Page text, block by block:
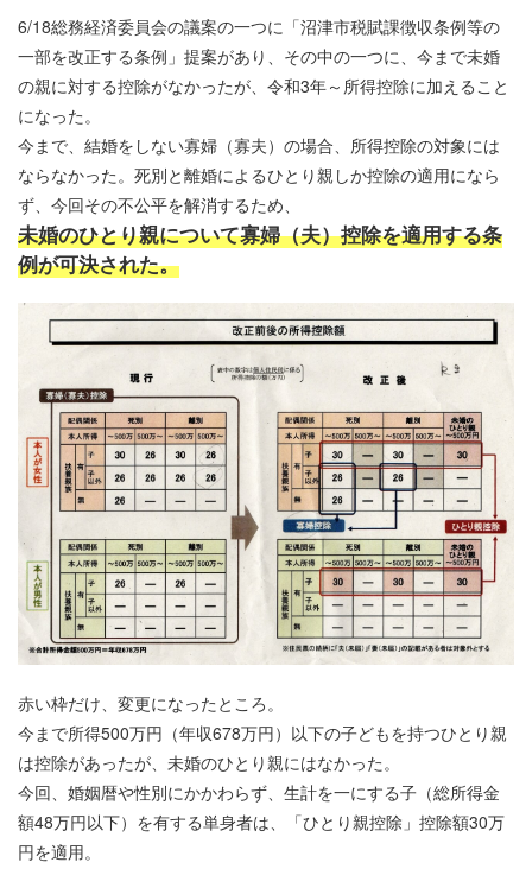
6/18総務経済委員会の議案の一つに「沼津市税賦課徴収条例等の
一部を改正する条例」提案があり、その中の一つに、今まで未婚
の親に対する控除がなかったが、令和3年～所得控除に加えること
になった。
今まで、結婚をしない寡婦（寡夫）の場合、所得控除の対象には
ならなかった。死別と離婚によるひとり親しか控除の適用になら
ず、今回その不公平を解消するため、
未婚のひとり親について寡婦（夫）控除を適用する条
例が可決された。
赤い枠だけ、変更になったところ。
今まで所得500万円（年収678万円）以下の子どもを持つひとり親
は控除があったが、未婚のひとり親にはなかった。
今回、婚姻暦や性別にかかわらず、生計を一にする子（総所得金
額48万円以下）を有する単身者は、「ひとり親控除」控除額30万
円を適用。